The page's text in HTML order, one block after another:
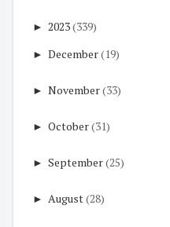
► 2023(339)
► December(19)
► November(33)
► October(31)
► September(25)
► August(28)